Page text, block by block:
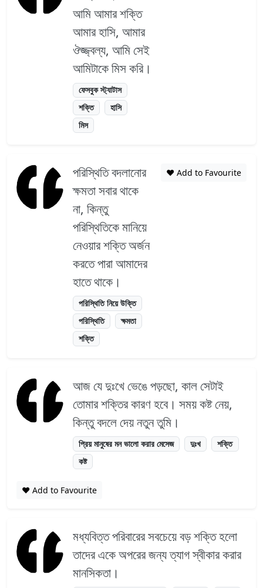
আমি আমার শক্তি
আমার হাসি, আমার
ঔজ্জ্বল্য, আমি সেই
আমিটাকে মিস করি।
ফেসবুক স্ট্যাটাস
শক্তি
হাসি
মিস
পরিস্থিতি বদলানোর
ক্ষমতা সবার থাকে
না, কিন্তু
পরিস্থিতিকে মানিয়ে
নেওয়ার শক্তি অর্জন
করতে পারা আমাদের
হাতে থাকে।
পরিস্থিতি নিয়ে উক্তি
পরিস্থিতি
ক্ষমতা
শক্তি
❤️ Add to Favourite
আজ যে দুঃখে ভেঙে পড়ছো, কাল সেটাই
তোমার শক্তির কারণ হবে। সময় কষ্ট নেয়,
কিন্তু বদলে দেয় নতুন তুমি।
প্রিয় মানুষের মন ভালো করার মেসেজ দুঃখ
শক্তি
কষ্ট
❤️ Add to Favourite
মধ্যবিত্ত পরিবারের সবচেয়ে বড় শক্তি হলো
তাদের একে অপরের জন্য ত্যাগ স্বীকার করার
মানসিকতা।